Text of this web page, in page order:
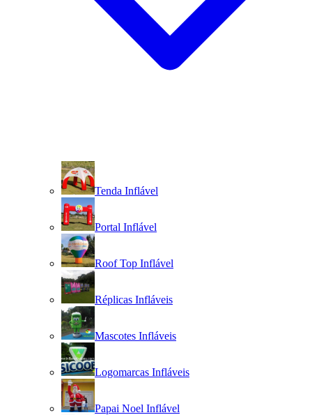
Tenda Inflável
Portal Inflável
Roof Top Inflável
Réplicas Infláveis
Mascotes Infláveis
Logomarcas Infláveis
Papai Noel Inflável